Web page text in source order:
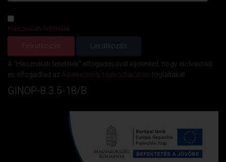
Használati feltételek
A "Használati feltételek" elfogadásával kijelented, hogy elolvastad
és elfogadtad az Adatkezelési tájékoztatóban foglaltakat.
GINOP-8.3.5-18/B